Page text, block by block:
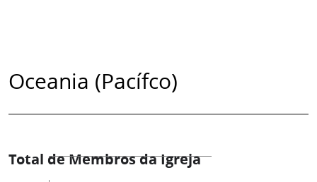
Oceania (Pacífco)
Total de Membros da Igreja